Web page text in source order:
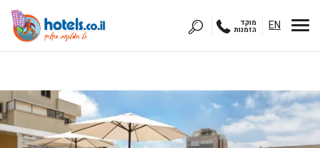
EN מוקד
הזמנות